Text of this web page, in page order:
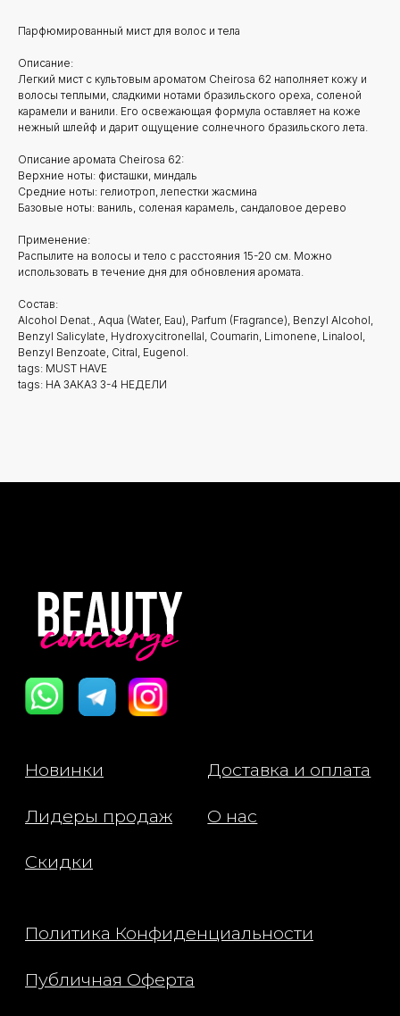
Парфюмированный мист для волос и тела
Описание:
Легкий мист с культовым ароматом Cheirosa 62 наполняет кожу и
волосы теплыми, сладкими нотами бразильского ореха, соленой
карамели и ванили. Его освежающая формула оставляет на коже
нежный шлейф и дарит ощущение солнечного бразильского лета.
Описание аромата Cheirosa 62:
Верхние ноты: фисташки, миндаль
Средние ноты: гелиотроп, лепестки жасмина
Базовые ноты: ваниль, соленая карамель, сандаловое дерево
Применение:
Распылите на волосы и тело с расстояния 15-20 см. Можно
использовать в течение дня для обновления аромата.
Состав:
Alcohol Denat., Aqua (Water, Eau), Parfum (Fragrance), Benzyl Alcohol,
Benzyl Salicylate, Hydroxycitronellal, Coumarin, Limonene, Linalool,
Benzyl Benzoate, Citral, Eugenol.
tags: MUST HAVE
tags: НА ЗАКАЗ 3-4 НЕДЕЛИ
Все права защищены
Доставка и оплата
Новинки